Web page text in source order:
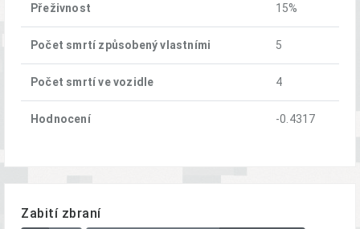
Přeživnost 15%
Počet smrtí způsobený vlastními 5
Počet smrtí ve vozidle 4
Hodnocení -0.4317
Zabití zbraní